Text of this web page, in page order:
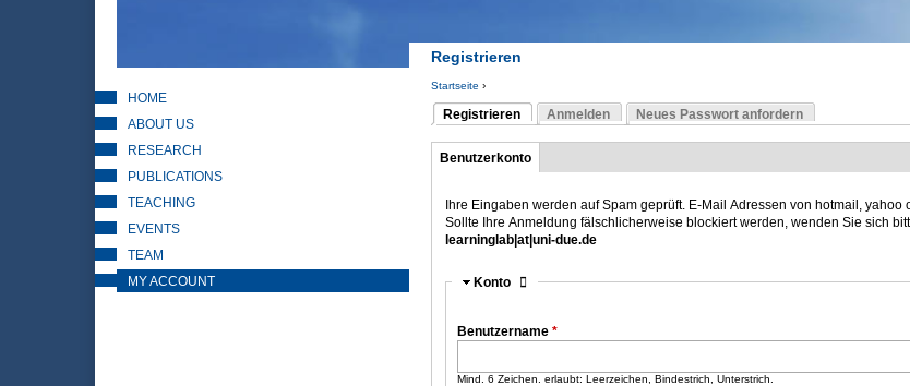
Registrieren
Sie sind hier
Startseite ›
Haupt-Reiter
Registrieren
(aktiver Reiter)
Anmelden Neues Passwort anfordern
Benutzerkonto
Ihre Eingaben werden auf Spam geprüft. E-Mail Adressen von hotmail, yahoo
Sollte Ihre Anmeldung fälschlicherweise blockiert werden, wenden Sie sich
learninglab|at|uni-due.de
Ausblenden
Konto
Benutzername *
Mind. 6 Zeichen. erlaubt: Leerzeichen, Bindestrich, Unterstrich.
HOME
ABOUT US
RESEARCH
PUBLICATIONS
TEACHING
EVENTS
TEAM
MY ACCOUNT